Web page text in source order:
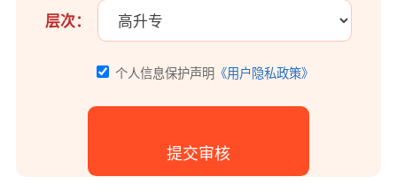
层次：
个人信息保护声明 《用户隐私政策》